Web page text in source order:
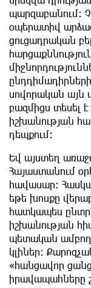
պարզաբանում։
օպերատիվ
ցուցադրական
սովորական այն
բազմիցս տեսել
իշխանության
դեպքում։
Եվ այստեղ
Հայաստանում
հավասար։
եթե խոսքը
հատկապես
իշխանության
պետական
կլիներ։
«հանցավոր
իրավապահները